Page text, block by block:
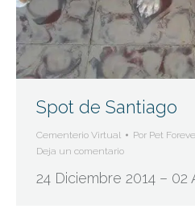
Spot de Santiago
Cementerio Virtual Por Pet
Deja un comentario
24 Diciembre 2014 – 02